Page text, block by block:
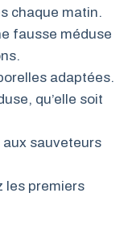
chaque matin.
fausse méduse
adaptées.
qu’elle soit
sauveteurs
les premiers